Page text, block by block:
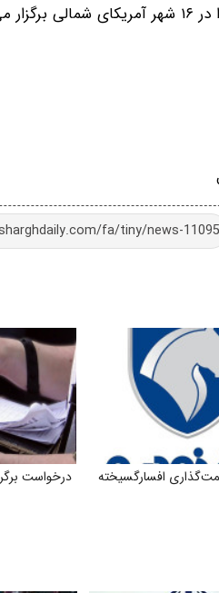
جام جهانی فوتبال ۲۰۲۶ به میزبانی مشترک مکزیک، ایالات متحده آمریکا و
افسارگسیخته
درخواست